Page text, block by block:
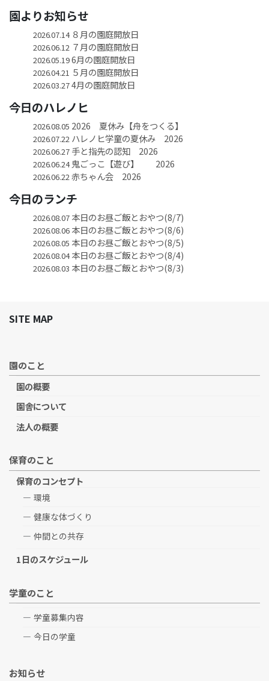
園よりお知らせ
2026.07.14８月の園庭開放日
2026.06.12 ７月の園庭開放日
2026.05.196月の園庭開放日
2026.04.21 ５月の園庭開放日
2026.03.274月の園庭開放日
今日のハレノヒ
2026.08.05 2026 夏休み【舟をつくる】
2026.07.22 ハレノヒ学童の夏休み 2026
2026.06.27手と指先の認知 2026
2026.06.24鬼ごっこ【遊び】 2026
2026.06.22 赤ちゃん会 2026
今日のランチ
2026.08.07本日のお昼ご飯とおやつ(8/7)
2026.08.06本日のお昼ご飯とおやつ(8/6)
2026.08.05 本日のお昼ご飯とおやつ(8/5)
2026.08.04本日のお昼ご飯とおやつ(8/4)
2026.08.03 本日のお昼ご飯とおやつ(8/3)
SITE MAP
園のこと
園の概要
園舎について
法人の概要
保育のこと
保育のコンセプト
環境
健康な体づくり
仲間との共存
1日のスケジュール
学童のこと
学童募集内容
今日の学童
お知らせ